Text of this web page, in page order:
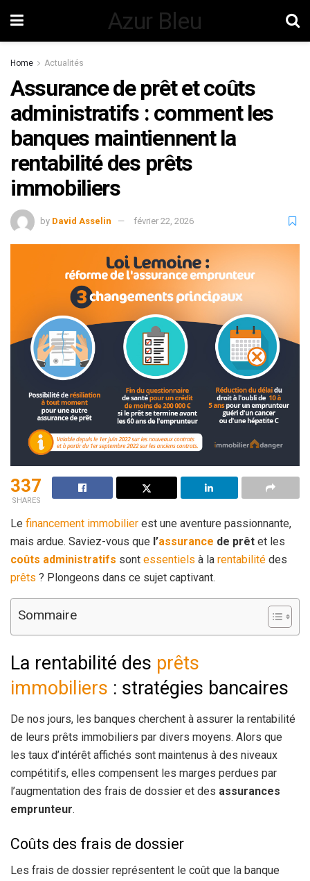
Azur Bleu
Home Actualités
Assurance de prêt et coûts
administratifs : comment les
banques maintiennent la
rentabilité des prêts
immobiliers
by David Asselin février 22, 2026
337
SHARES
Le financement immobilier est une aventure passionnante,
mais ardue. Saviez-vous que l’assurance de prêt et les
coûts administratifs sont essentiels à la rentabilité des
prêts ? Plongeons dans ce sujet captivant.
Sommaire
La rentabilité des prêts
immobiliers : stratégies bancaires
De nos jours, les banques cherchent à assurer la rentabilité
de leurs prêts immobiliers par divers moyens. Alors que
les taux d’intérêt affichés sont maintenus à des niveaux
compétitifs, elles compensent les marges perdues par
l’augmentation des frais de dossier et des assurances
emprunteur.
Coûts des frais de dossier
Les frais de dossier représentent le coût que la banque